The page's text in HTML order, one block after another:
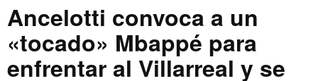
Ancelotti convoca a un
«tocado» Mbappé para
enfrentar al Villarreal y se